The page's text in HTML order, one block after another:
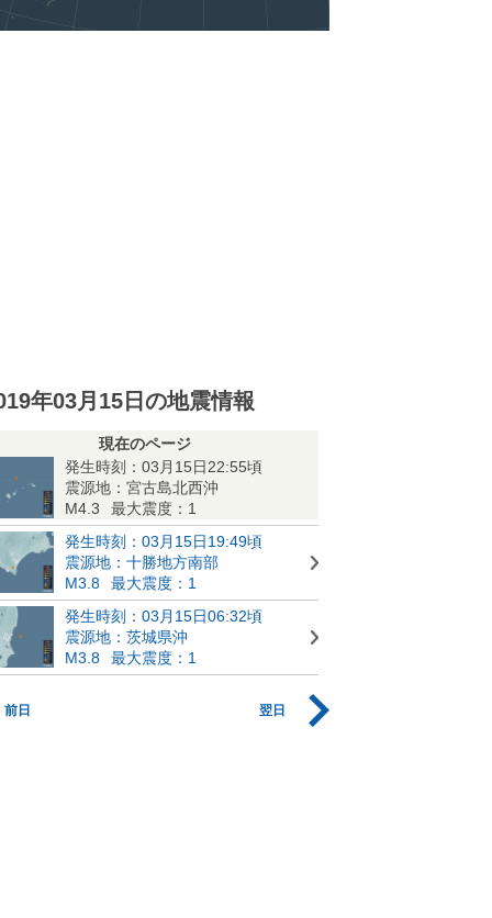
年03月15日の地震情報
現在のページ
発生時刻：03月15日22:55頃
震源地：宮古島北西沖
M4.3
最大震度：1
発生時刻：03月15日19:49頃
震源地：十勝地方南部
M3.8
最大震度：1
発生時刻：03月15日06:32頃
震源地：茨城県沖
M3.8
最大震度：1
前日 翌日